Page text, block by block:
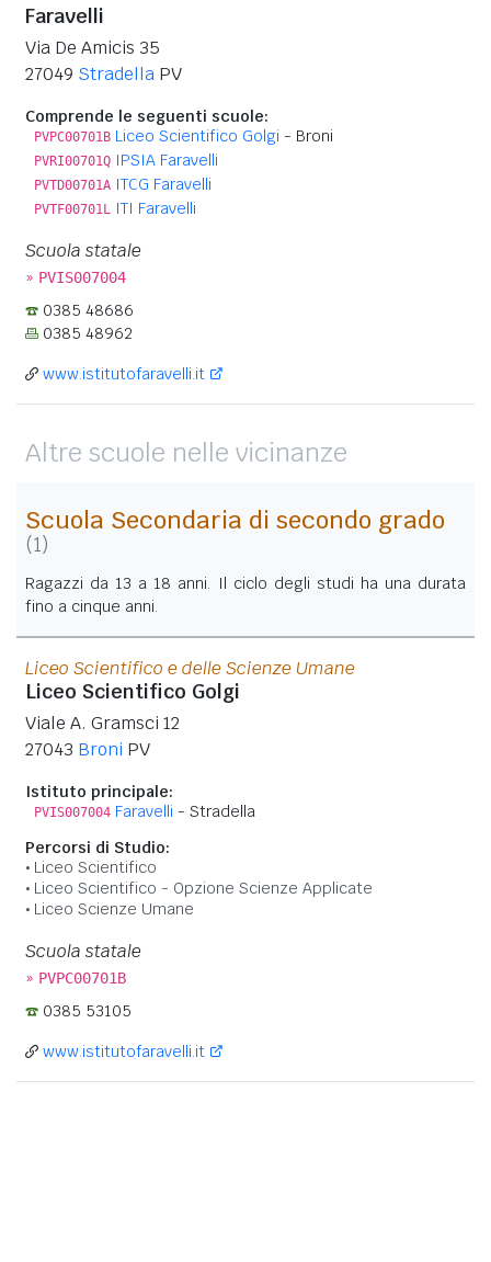
Faravelli
Via De Amicis 35
27049 Stradella PV
Comprende le seguenti scuole:
PVPC00701B Liceo Scientifico Golgi - Broni
PVRI00701Q IPSIA Faravelli
PVTD00701A ITCG Faravelli
PVTF00701L ITI Faravelli
Scuola statale
» PVIS007004
0385 48686
0385 48962
www.istitutofaravelli.it
Altre scuole nelle vicinanze
Scuola Secondaria di secondo grado
(1)
Ragazzi da 13 a 18 anni. Il ciclo degli studi ha una durata
fino a cinque anni.
Liceo Scientifico e delle Scienze Umane
Liceo Scientifico Golgi
Viale A. Gramsci 12
27043 Broni PV
Istituto principale:
PVIS007004 Faravelli - Stradella
Percorsi di Studio:
Liceo Scientifico
Liceo Scientifico - Opzione Scienze Applicate
Liceo Scienze Umane
Scuola statale
» PVPC00701B
0385 53105
www.istitutofaravelli.it